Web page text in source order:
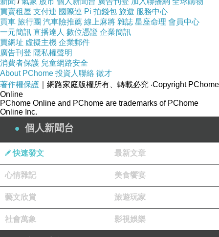
買賣租屋 支付連 國際連 Pi 拍錢包 旅遊 服務中心
買車 旅行團 汽車險推薦 線上麻將 雜誌 星座命理 會員中心
一元簡訊 直播達人 數位憑證 企業簡訊
買網址 虛擬主機 企業郵件
廣告刊登 隱私權聲明
消費者保護 兒童網路安全
About PChome 投資人聯絡 徵才
著作權保護 ｜網路家庭版權所有、轉載必究 ‧Copyright PChome
Online
PChome Online and PChome are trademarks of PChome
Online Inc.
個人新聞台
快速發文 最新文章
心情雜記 美食饗宴
藝文欣賞 旅遊玩家
社會萬象 影視娛樂